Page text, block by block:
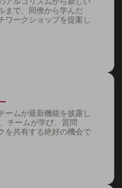
まで、同僚から学んだ
ワークショップを提案し
ームが最新機能を披露し
チームが学び、質問
を共有する絶好の機会で